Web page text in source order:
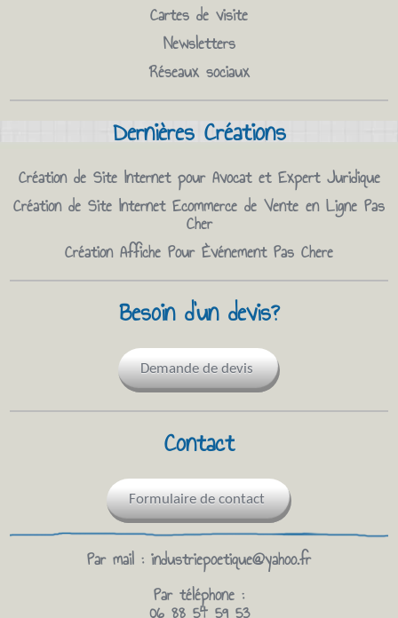
Cartes de visite
Newsletters
Réseaux sociaux
Dernières Créations
Création de Site Internet pour Avocat et Expert Juridique
Création de Site Internet Ecommerce de Vente en Ligne Pas
Cher
Création Affiche Pour Èvénement Pas Chere
Besoin d'un devis?
Demande de devis
Contact
Formulaire de contact
Par mail : industriepoetique@yahoo.fr
Par téléphone :
06 88 54 59 53